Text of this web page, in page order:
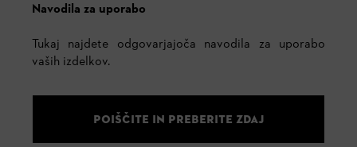
Navodila za uporabo
Tukaj najdete odgovarjajoča navodila za uporabo
vaših izdelkov.
POIŠČITE IN PREBERITE ZDAJ